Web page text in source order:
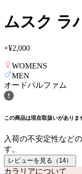
ムスク ラ
+¥2,000
WOMENS
MEN
オードパルファム
この商品は現在取扱いがありま
入荷の不安定性など
す。
レビューを見る（ 14）
カラリアについて